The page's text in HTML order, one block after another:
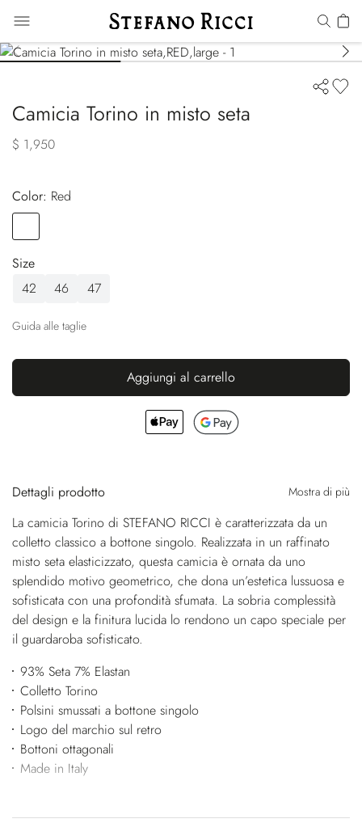
Camicia Torino in misto seta
$ 1,950
Color:
red
Size
42
46 47
Guida alle taglie
Aggiungi al carrello
Dettagli prodotto Mostra di più
La camicia Torino di STEFANO RICCI è caratterizzata da un
colletto classico a bottone singolo. Realizzata in un raffinato
misto seta elasticizzato, questa camicia è ornata da uno
splendido motivo geometrico, che dona un’estetica lussuosa e
sofisticata con una profondità sfumata. La sobria complessità
del design e la finitura lucida lo rendono un capo speciale per
il guardaroba sofisticato.
93% Seta 7% Elastan
Colletto Torino
Polsini smussati a bottone singolo
Logo del marchio sul retro
Bottoni ottagonali
Made in Italy